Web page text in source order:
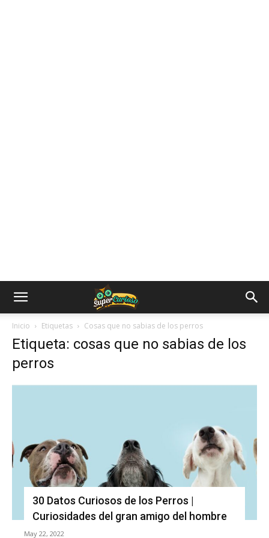
Inicio Etiquetas Cosas que no sabias de los perros
Etiqueta: cosas que no sabias de los
perros
30 Datos Curiosos de los Perros |
Curiosidades del gran amigo del hombre
May 22, 2022